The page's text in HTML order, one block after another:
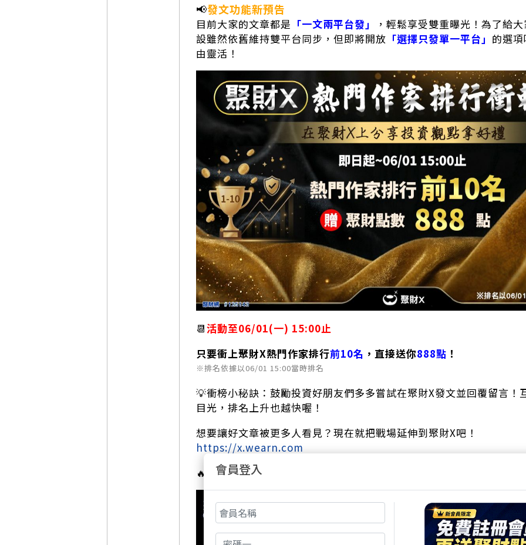
📢發文功能新預告
目前大家的文章都是 「一文兩平台發」
，輕鬆享受雙重曝光！為了給
設雖然依舊維持雙平台同步，但即將開放 「選擇只發單一平台」 的選
由靈活！
📆活動至06/01(一) 15:00止
只要衝上聚財X熱門作家排行前10名 ，直接送你888點 ！
※排名依據以06/01 15:00當時排名
💡衝榜小秘訣：鼓勵投資好朋友們多多嘗試在聚財X發文並回覆留言
目光，排名上升也越快喔！
想要讓好文章被更多人看見？現在就把戰場延伸到聚財X吧！
https://x.wearn.com
🔥聚財X熱門作家排行
會員登入